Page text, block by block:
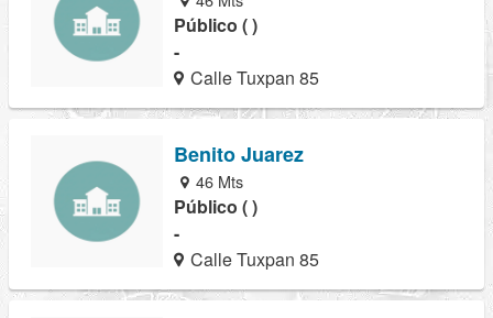
Público ( )
-
Calle Tuxpan 85
Benito Juarez
46 Mts
Público ( )
-
Calle Tuxpan 85